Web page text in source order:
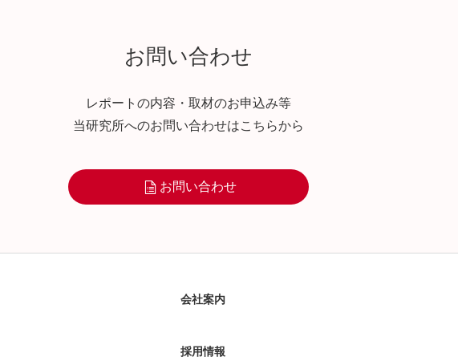
お問い合わせ
レポートの内容・取材のお申込み等
当研究所へのお問い合わせはこちらから
お問い合わせ
会社案内
採用情報